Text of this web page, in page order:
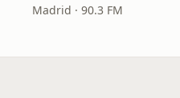
Madrid · 90.3 FM